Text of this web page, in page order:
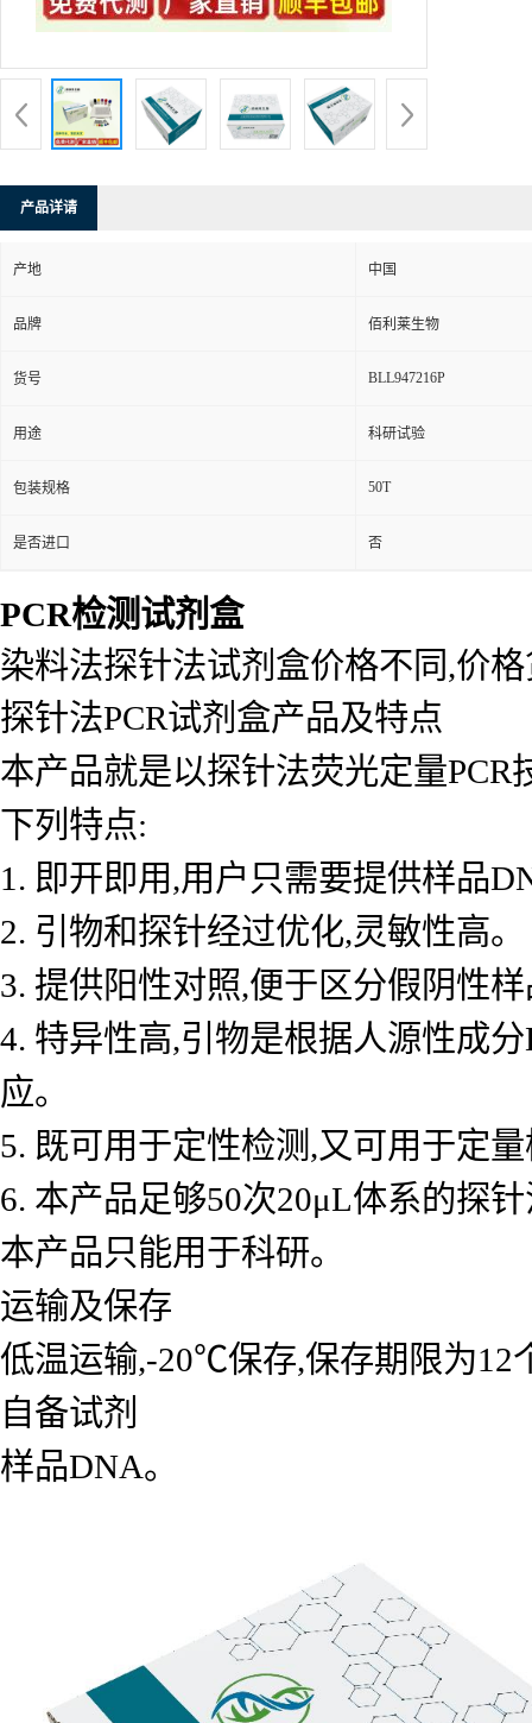
产品详请
产地 中国
品牌 佰利莱生物
货号 BLL947216P
用途 科研试验
包装规格 50T
是否进口 否
PCR检测试剂盒
染料法探针法试剂盒价格不同,价
探针法PCR试剂盒产品及特点
本产品就是以探针法荧光定量
下列特点:
1. 即开即用,用户只需要提供样品
2. 引物和探针经过优化,灵敏性高。
3. 提供阳性对照,便于区分假阴性
4. 特异性高,引物是根据人源性成
应。
5. 既可用于定性检测,又可用于定
6. 本产品足够50次20μL体系的探
本产品只能用于科研。
运输及保存
低温运输,-20℃保存,保存期限为12
自备试剂
样品DNA。